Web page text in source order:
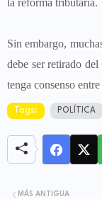
la reforma tributaria.
Sin embargo,
debe ser retirado
tenga consenso
Tags: POLÍTICA
MÁS ANTIGUA